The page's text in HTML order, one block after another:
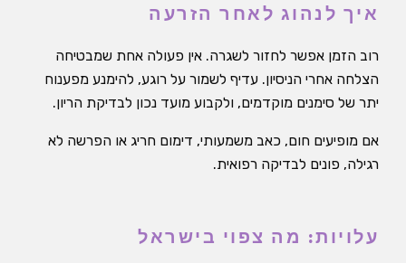
איך לנהוג לאחר הזרעה
רוב הזמן אפשר לחזור לשגרה. אין פעולה אחת שמבטיחה
הצלחה אחרי הניסיון. עדיף לשמור על רוגע, להימנע מפענוח
יתר של סימנים מוקדמים, ולקבוע מועד נכון לבדיקת הריון.
אם מופיעים חום, כאב משמעותי, דימום חריג או הפרשה לא
רגילה, פונים לבדיקה רפואית.
עלויות: מה צפוי בישראל